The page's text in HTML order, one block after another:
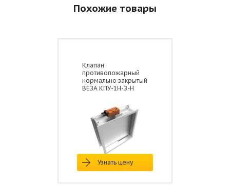
Похожие товары
Клапан
противопожарный
нормально закрытый
ВЕЗА КПУ-1Н-З-Н
Узнать цену